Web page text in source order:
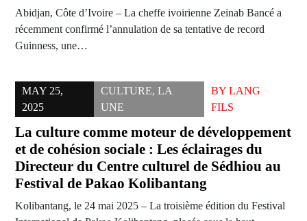
Abidjan, Côte d’Ivoire – La cheffe ivoirienne Zeinab Bancé a
récemment confirmé l’annulation de sa tentative de record
Guinness, une…
MAY 25,
2025
CULTURE,LA
UNE
BY LANG
FILS
La culture comme moteur de développement
et de cohésion sociale : Les éclairages du
Directeur du Centre culturel de Sédhiou au
Festival de Pakao Kolibantang
Kolibantang, le 24 mai 2025 – La troisième édition du Festival